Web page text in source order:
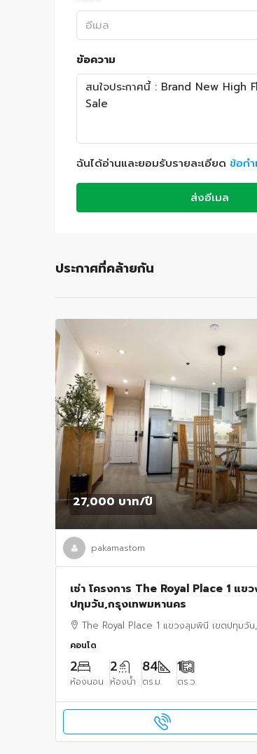
ข้อความ
ฉันได้อ่านและยอมรับรายละเอียด ข้อก
ส่งอีเมล
ประกาศที่คล้ายกัน
27,000 บาท/ปี
pakamastom
เช่า โครงการ The Royal Place 1 แข
ปทุมวัน,กรุงเทพมหานคร
The Royal Place 1 แขวงลุมพินี เขตปทุมวัน
คอนโด
2
ห้องนอน
2
ห้องน้ำ
84
ตร.ม.
1
ตร.ว.